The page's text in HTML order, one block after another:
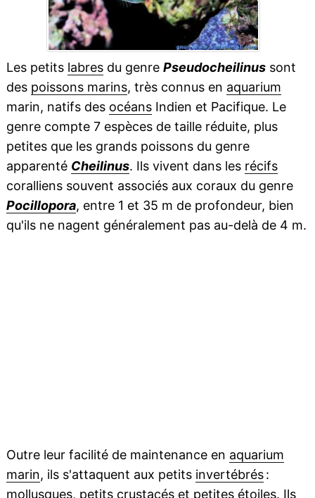
Les petits labresdu genre Pseudocheilinussont
des poissons marins, très connus en aquarium
marin, natifs des océansIndien et Pacifique. Le
genre compte 7 espèces de taille réduite, plus
petites que les grands poissons du genre
apparenté Cheilinus. Ils vivent dans les récifs
coralliens souvent associés aux coraux du genre
Pocillopora, entre 1 et 35 m de profondeur, bien
qu'ils ne nagent généralement pas au-delà de 4 m.
Outre leur facilité de maintenance en aquarium
marin, ils s'attaquent aux petits invertébrés:
mollusques, petits crustacéset petites étoiles. Ils